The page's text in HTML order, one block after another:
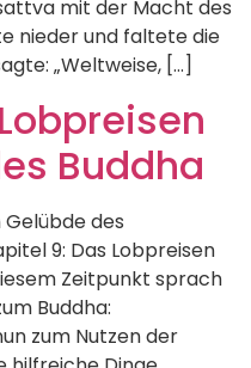
mit der Macht des
nieder und faltete die
„Weltweise, […]
Buddha
des
9: Das Lobpreisen
Zeitpunkt sprach
Buddha:
zum Nutzen der